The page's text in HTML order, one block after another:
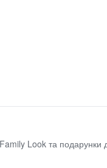
Family Look та подарунки